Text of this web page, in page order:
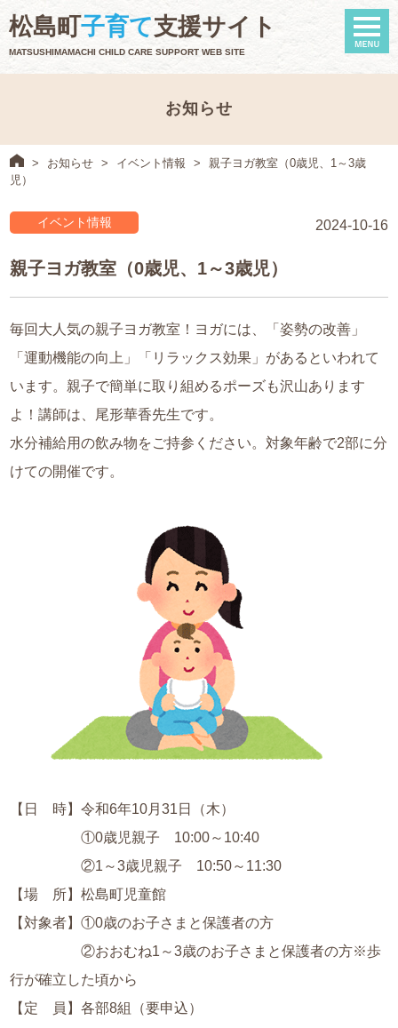
松島町子育て支援サイト
MATSUSHIMAMACHI CHILD CARE SUPPORT WEB SITE
お知らせ
> お知らせ > イベント情報 >
親子ヨガ教室（0歳児、1～3歳
児）
2024-10-16
イベント情報
親子ヨガ教室（0歳児、1～3歳児）
毎回大人気の親子ヨガ教室！ヨガには、「姿勢の改善」
「運動機能の向上」「リラックス効果」があるといわれて
います。親子で簡単に取り組めるポーズも沢山あります
よ！講師は、尾形華香先生です。
水分補給用の飲み物をご持参ください。対象年齢で2部に分
けての開催です。
【日 時】令和6年10月31日（木）
①0歳児親子 10:00～10:40
②1～3歳児親子 10:50～11:30
【場 所】松島町児童館
【対象者】①0歳のお子さまと保護者の方
②おおむね1～3歳のお子さまと保護者の方※歩
行が確立した頃から
【定 員】各部8組（要申込）